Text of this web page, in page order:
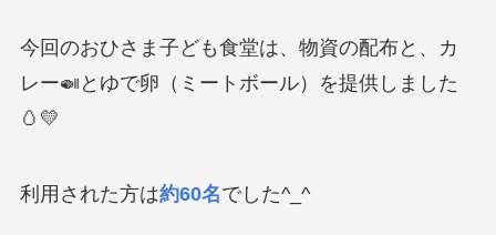
今回のおひさま子ども食堂は、物資の配布と、カ
レー🍛とゆで卵（ミートボール）を提供しました
🥚💛
利用された方は約60名でした^_^